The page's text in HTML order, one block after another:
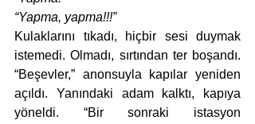
“Yapma, yapma!!!”
Kulaklarını tıkadı, hiçbir sesi duymak
istemedi. Olmadı, sırtından ter boşandı.
“Beşevler,” anonsuyla kapılar yeniden
açıldı. Yanındaki adam kalktı, kapıya
yöneldi. “Bir sonraki istasyon